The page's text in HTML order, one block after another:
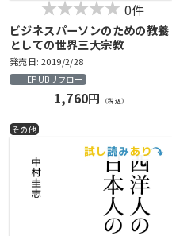
0件
ビジネスパーソンのための教養
としての世界三大宗教
発売日: 2019/2/28
EPUBリフロー
1,760円 （税込）
その他